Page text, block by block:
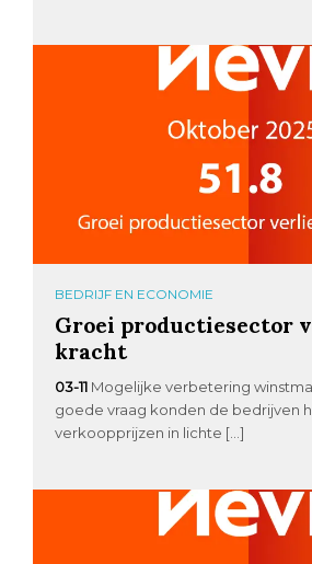
BEDRIJF EN ECONOMIE
Groei productiesector
kracht
03-11 Mogelijke verbetering
goede vraag konden de bedrijven
verkoopprijzen in lichte […]